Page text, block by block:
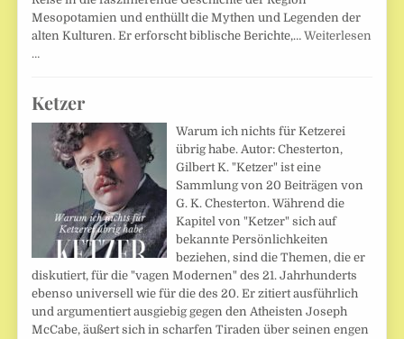
Mesopotamien und enthüllt die Mythen und Legenden der
alten Kulturen. Er erforscht biblische Berichte,…Weiterlesen
…
Ketzer
Warum ich nichts für Ketzerei
übrig habe. Autor: Chesterton,
Gilbert K. "Ketzer" ist eine
Sammlung von 20 Beiträgen von
G. K. Chesterton. Während die
Kapitel von "Ketzer" sich auf
bekannte Persönlichkeiten
beziehen, sind die Themen, die er
diskutiert, für die "vagen Modernen" des 21. Jahrhunderts
ebenso universell wie für die des 20. Er zitiert ausführlich
und argumentiert ausgiebig gegen den Atheisten Joseph
McCabe, äußert sich in scharfen Tiraden über seinen engen